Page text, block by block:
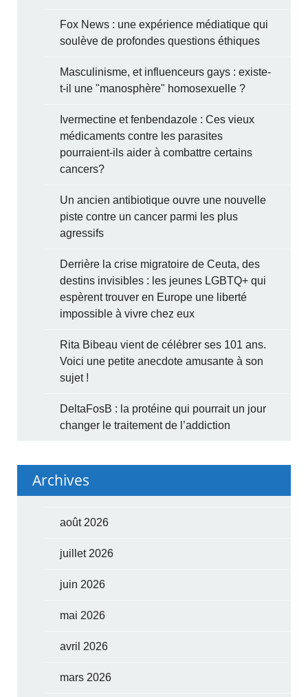
Fox News : une expérience médiatique qui
soulève de profondes questions éthiques
Masculinisme, et influenceurs gays : existe-
t-il une "manosphère" homosexuelle ?
Ivermectine et fenbendazole : Ces vieux
médicaments contre les parasites
pourraient-ils aider à combattre certains
cancers?
Un ancien antibiotique ouvre une nouvelle
piste contre un cancer parmi les plus
agressifs
Derrière la crise migratoire de Ceuta, des
destins invisibles : les jeunes LGBTQ+ qui
espèrent trouver en Europe une liberté
impossible à vivre chez eux
Rita Bibeau vient de célébrer ses 101 ans.
Voici une petite anecdote amusante à son
sujet !
DeltaFosB : la protéine qui pourrait un jour
changer le traitement de l’addiction
Archives
août 2026
juillet 2026
juin 2026
mai 2026
avril 2026
mars 2026